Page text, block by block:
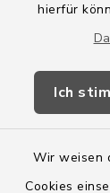
hierfür
Ich
Wir weisen
Cookies
Wege-